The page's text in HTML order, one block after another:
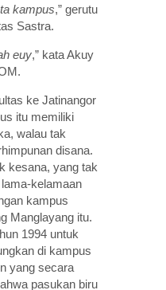
kampus,” gerutu
Sastra.
euy,” kata Akuy
ke Jatinangor
itu memiliki
walau tak
disana.
kesana, yang tak
kelamaan
kampus
Manglayang itu.
1994 untuk
di kampus
yang secara
pasukan biru